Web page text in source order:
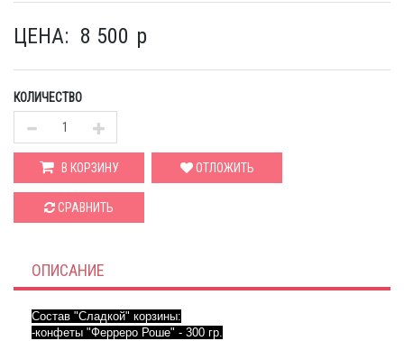
ЦЕНА: 8 500 p
КОЛИЧЕСТВО
В КОРЗИНУ ОТЛОЖИТЬ
СРАВНИТЬ
ОПИСАНИЕ
Состав "Сладкой" корзины:
-конфеты "Ферреро Роше" - 300 гр.